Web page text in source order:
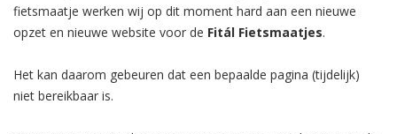
fietsmaatje werken wij op dit moment hard aan een nieuwe
opzet en nieuwe website voor de Fitál Fietsmaatjes.
Het kan daarom gebeuren dat een bepaalde pagina (tijdelijk)
niet bereikbaar is.